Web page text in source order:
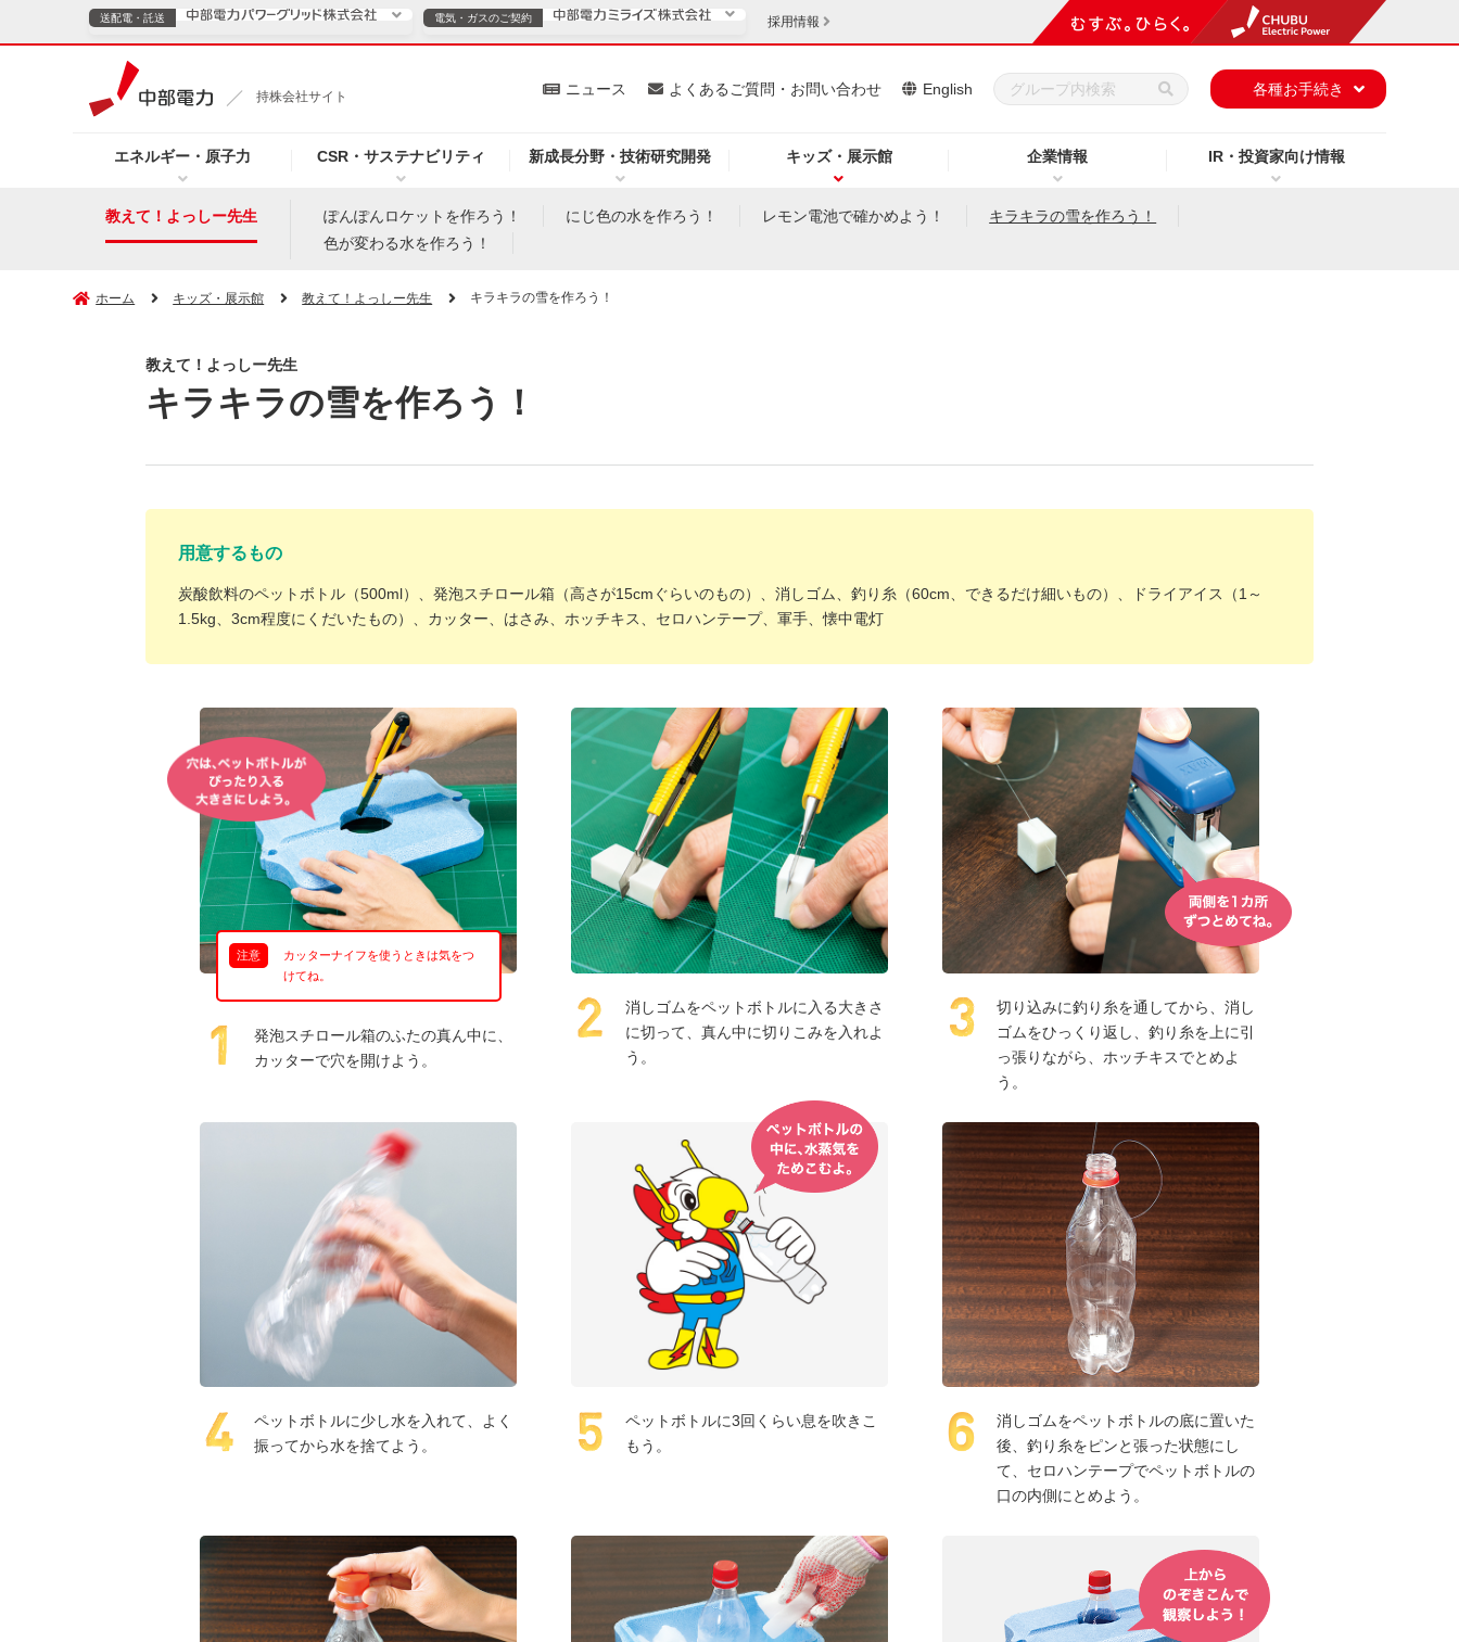
持株会社サイト
エネルギー・原子力 CSR・サステナビリティ 新成長分野・技術研究開発 キッズ・展示館 企業情報 IR・投資家向け情報
ニュース よくあるご質問・お問い合わせ English 各種お手続き
送配電・託送 電気・ガスのご契約
電気・ガスのご契約
プレスリリース （新しいウィンドウを開きます）
お知らせ（新しいウィンドウを開きます）
よくあるご質問・お問い合わせ
採用情報
教えて！よっしー先生 ぽんぽんロケットを作ろう！ にじ色の水を作ろう！ レモン電池で確かめよう！
キラキラの雪を作ろう！
色が変わる水を作ろう！
ホーム キッズ・展示館 教えて！よっしー先生 キラキラの雪を作ろう！
教えて！よっしー先生
キラキラの雪を作ろう！
用意するもの
炭酸飲料のペットボトル（500ml）、発泡スチロール箱（高さが15cmぐらいのもの）、消しゴム、釣り糸（60cm、できるだけ細いもの）、ドライアイス（1～
1.5kg、3cm程度にくだいたもの）、カッター、はさみ、ホッチキス、セロハンテープ、軍手、懐中電灯
注意
カッターナイフを使うときは気をつ
けてね。
発泡スチロール箱のふたの真ん中に、
カッターで穴を開けよう。
消しゴムをペットボトルに入る大きさ
に切って、真ん中に切りこみを入れよ
う。
切り込みに釣り糸を通してから、消し
ゴムをひっくり返し、釣り糸を上に引
っ張りながら、ホッチキスでとめよ
う。
ペットボトルに少し水を入れて、よく
振ってから水を捨てよう。
ペットボトルに3回くらい息を吹きこ
もう。
消しゴムをペットボトルの底に置いた
後、釣り糸をピンと張った状態にし
て、セロハンテープでペットボトルの
口の内側にとめよう。